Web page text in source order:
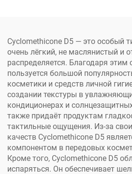
Cyclomethicone D5 — это особый
очень лёгкий, не маслянистый и
распределяется. Благодаря этим
пользуется большой
косметики и средств личной
создании текстуры в
кондиционерах и
также придаёт продуктам
тактильные ощущения. Из-за
качеств Cyclomethicone D5
компонентом в передовых
Кроме того, Cyclomethicone D5
испаряться. Он обеспечивает